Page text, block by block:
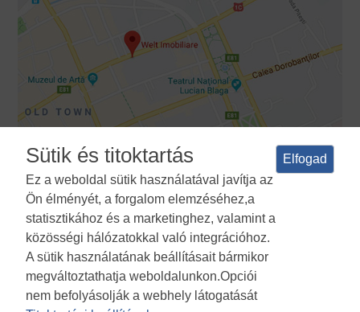
Feltételek és feltételek Adatvédelmi irányelvek
használatának politikája
Cookies Manager ANPC
Sütik és titoktartás
Ez a weboldal sütik használatával javítja az
Ön élményét, a forgalom elemzéséhez,a
statisztikához és a marketinghez, valamint a
közösségi hálózatokkal való integrációhoz.
A sütik használatának beállításait bármikor
megváltoztathatja weboldalunkon.Opciói
nem befolyásolják a webhely látogatását
Elfogad